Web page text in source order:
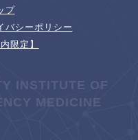
プ
バシーポリシー
限定】
INSTITUTE OF
MEDICINE